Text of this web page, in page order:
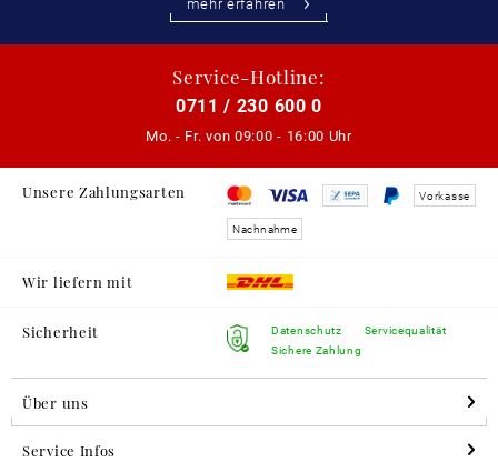
Service-Hotline:
0711 / 230 600 0
Mo. - Fr. von 09:00 - 16:00 Uhr
Unsere Zahlungsarten Vorkasse
Nachnahme
Wir liefern mit
Sicherheit
Datenschutz
Sichere Zahlung
Servicequalität
Über uns
Service Infos